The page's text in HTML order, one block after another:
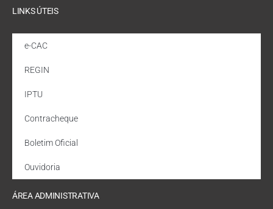
LINKS ÚTEIS
e-CAC
REGIN
IPTU
Contracheque
Boletim Oficial
Ouvidoria
ÁREA ADMINISTRATIVA